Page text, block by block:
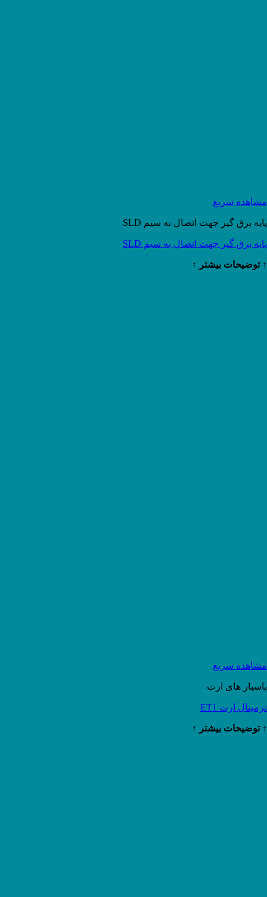
مشاهده سریع
پایه برق گیر جهت اتصال به سیم SLD
پایه برق گیر جهت اتصال به سیم SLD
↑ توضیحات بیشتر ↑
مشاهده سریع
باسبار های ارت
ترمینال ارت ET1
↑ توضیحات بیشتر ↑